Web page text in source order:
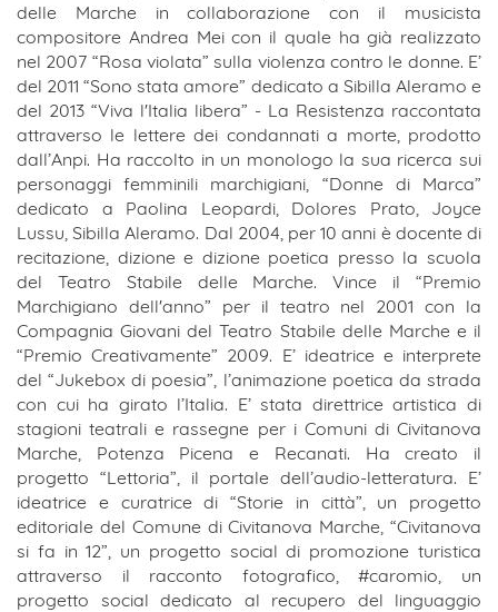
delle Marche in collaborazione con il musicista
compositore Andrea Mei con il quale ha già realizzato
nel 2007 “Rosa violata” sulla violenza contro le donne. E’
del 2011 “Sono stata amore” dedicato a Sibilla Aleramo e
del 2013 “Viva l'Italia libera” - La Resistenza raccontata
attraverso le lettere dei condannati a morte, prodotto
dall’Anpi. Ha raccolto in un monologo la sua ricerca sui
personaggi femminili marchigiani, “Donne di Marca”
dedicato a Paolina Leopardi, Dolores Prato, Joyce
Lussu, Sibilla Aleramo. Dal 2004, per 10 anni è docente di
recitazione, dizione e dizione poetica presso la scuola
del Teatro Stabile delle Marche. Vince il “Premio
Marchigiano dell'anno” per il teatro nel 2001 con la
Compagnia Giovani del Teatro Stabile delle Marche e il
“Premio Creativamente” 2009. E’ ideatrice e interprete
del “Jukebox di poesia”, l’animazione poetica da strada
con cui ha girato l’Italia. E’ stata direttrice artistica di
stagioni teatrali e rassegne per i Comuni di Civitanova
Marche, Potenza Picena e Recanati. Ha creato il
progetto “Lettoria”, il portale dell’audio-letteratura. E’
ideatrice e curatrice di “Storie in città”, un progetto
editoriale del Comune di Civitanova Marche, “Civitanova
si fa in 12”, un progetto social di promozione turistica
attraverso il racconto fotografico, #caromio, un
progetto social dedicato al recupero del linguaggio